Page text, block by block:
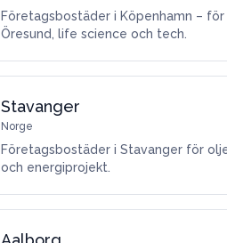
Företagsbostäder i Köpenhamn –
Öresund, life science och tech.
Stavanger
Norge
Företagsbostäder i Stavanger för
och energiprojekt.